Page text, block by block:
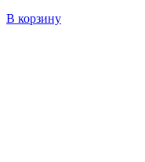
В корзину